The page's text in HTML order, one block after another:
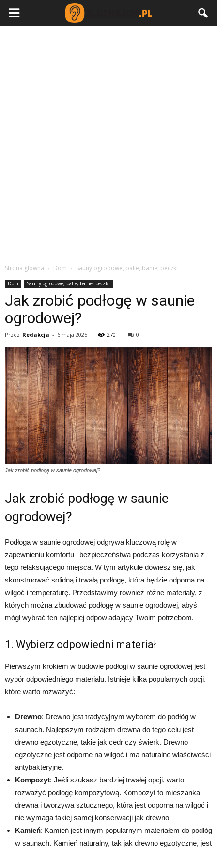
Strona główna Dom Sauny ogrodowe, balie, banie, beczki
Dom Sauny ogrodowe, balie, banie, beczki
Jak zrobić podłogę w saunie
ogrodowej?
Przez Redakcja - 6 maja 2025 270 0
Jak zrobić podłogę w saunie ogrodowej?
Jak zrobić podłogę w saunie
ogrodowej?
Podłoga w saunie ogrodowej odgrywa kluczową rolę w
zapewnieniu komfortu i bezpieczeństwa podczas korzystania z
tego relaksującego miejsca. W tym artykule dowiesz się, jak
skonstruować solidną i trwałą podłogę, która będzie odporna na
wilgoć i temperaturę. Przedstawimy również różne materiały, z
których można zbudować podłogę w saunie ogrodowej, abyś
mógł wybrać ten najlepiej odpowiadający Twoim potrzebom.
1. Wybierz odpowiedni materiał
Pierwszym krokiem w budowie podłogi w saunie ogrodowej jest
wybór odpowiedniego materiału. Istnieje kilka popularnych opcji,
które warto rozważyć:
Drewno: Drewno jest tradycyjnym wyborem do podłóg w
saunach. Najlepszym rodzajem drewna do tego celu jest
drewno egzotyczne, takie jak cedr czy świerk. Drewno
egzotyczne jest odporne na wilgoć i ma naturalne właściwości
antybakteryjne.
Kompozyt: Jeśli szukasz bardziej trwałej opcji, warto
rozważyć podłogę kompozytową. Kompozyt to mieszanka
drewna i tworzywa sztucznego, która jest odporna na wilgoć i
nie wymaga takiej samej konserwacji jak drewno.
Kamień: Kamień jest innym popularnym materiałem do podłóg
w saunach. Kamień naturalny, tak jak drewno egzotyczne, jest